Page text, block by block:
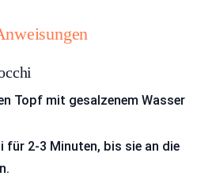
Topf mit gesalzenem Wasser
für 2-3 Minuten, bis sie an die